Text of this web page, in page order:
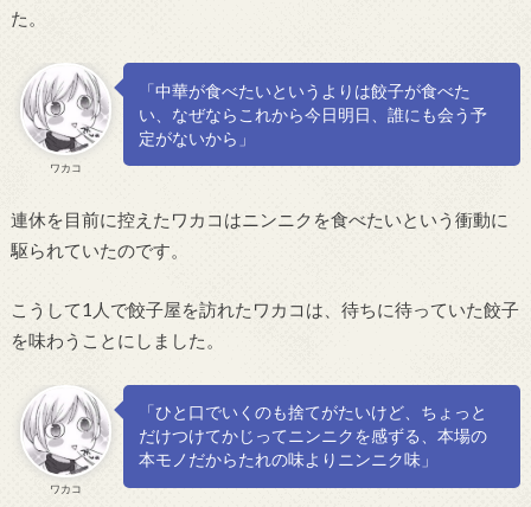
た。
ワカコ
「中華が食べたいというよりは餃子が食べた
い、なぜならこれから今日明日、誰にも会う予
定がないから」
連休を目前に控えたワカコはニンニクを食べたいという衝動に
駆られていたのです。
こうして1人で餃子屋を訪れたワカコは、待ちに待っていた餃子
を味わうことにしました。
ワカコ
「ひと口でいくのも捨てがたいけど、ちょっと
だけつけてかじってニンニクを感ずる、本場の
本モノだからたれの味よりニンニク味」